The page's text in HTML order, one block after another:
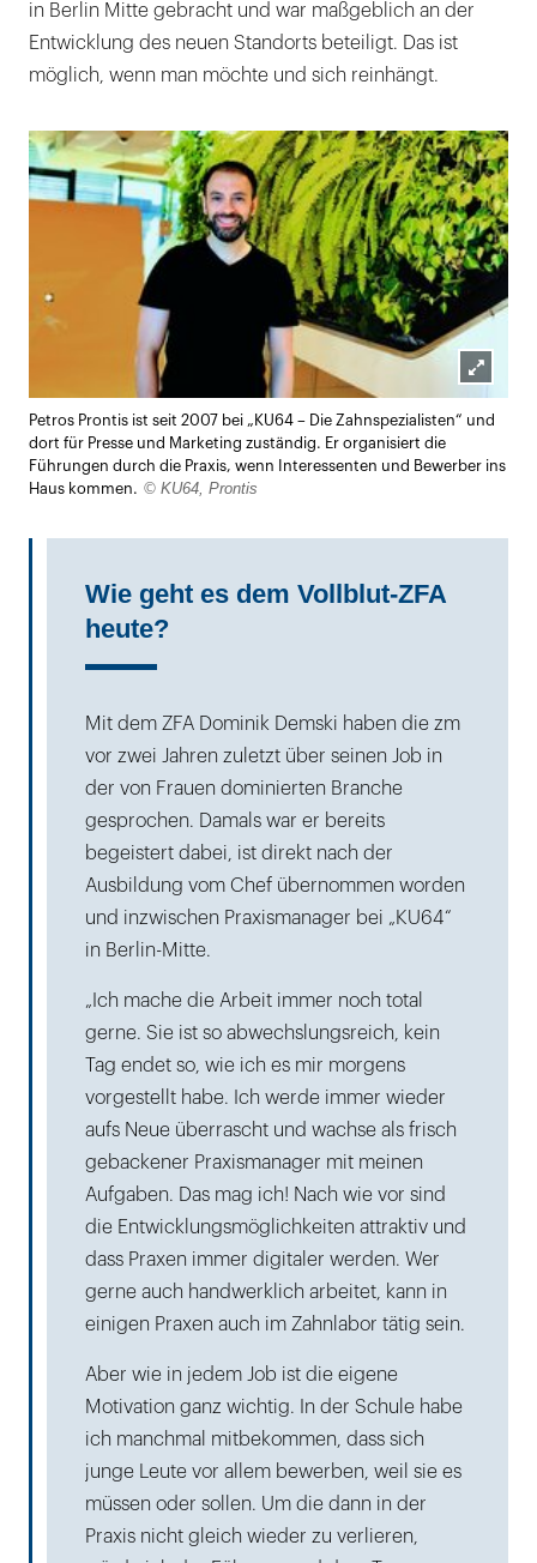
in Berlin Mitte gebracht und war maßgeblich an der
Entwicklung des neuen Standorts beteiligt. Das ist
möglich, wenn man möchte und sich reinhängt.
öffnen
Petros Prontis ist seit 2007 bei „KU64 – Die Zahnspezialisten“ und
dort für Presse und Marketing zuständig. Er organisiert die
Führungen durch die Praxis, wenn Interessenten und Bewerber ins
Haus kommen. © KU64, Prontis
Wie geht es dem Vollblut-ZFA
heute?
Mit dem ZFA Dominik Demski haben die zm
vor zwei Jahren zuletzt über seinen Job in
der von Frauen dominierten Branche
gesprochen. Damals war er bereits
begeistert dabei, ist direkt nach der
Ausbildung vom Chef übernommen worden
und inzwischen Praxismanager bei „KU64“
in Berlin-Mitte.
„Ich mache die Arbeit immer noch total
gerne. Sie ist so abwechslungsreich, kein
Tag endet so, wie ich es mir morgens
vorgestellt habe. Ich werde immer wieder
aufs Neue überrascht und wachse als frisch
gebackener Praxismanager mit meinen
Aufgaben. Das mag ich! Nach wie vor sind
die Entwicklungsmöglichkeiten attraktiv und
dass Praxen immer digitaler werden. Wer
gerne auch handwerklich arbeitet, kann in
einigen Praxen auch im Zahnlabor tätig sein.
Aber wie in jedem Job ist die eigene
Motivation ganz wichtig. In der Schule habe
ich manchmal mitbekommen, dass sich
junge Leute vor allem bewerben, weil sie es
müssen oder sollen. Um die dann in der
Praxis nicht gleich wieder zu verlieren,